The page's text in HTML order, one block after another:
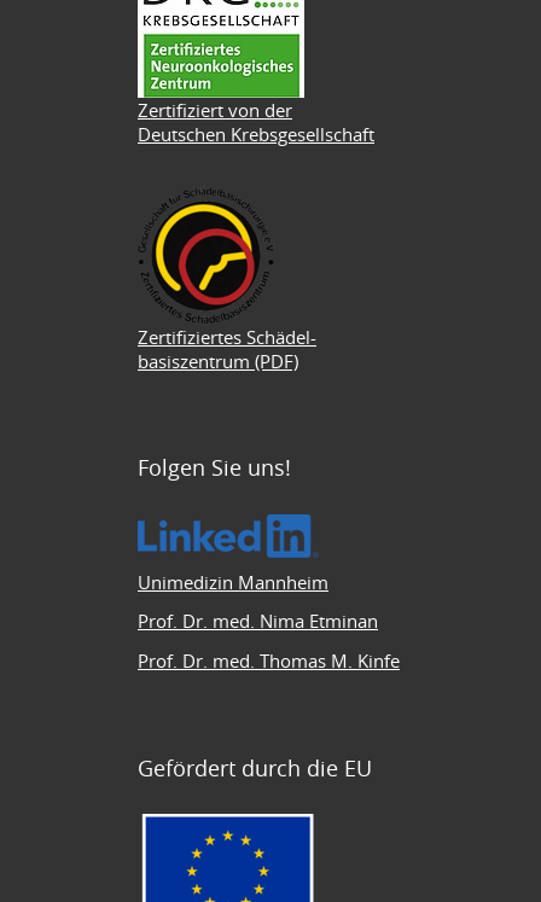
Zertifiziert von der
Deutschen Krebsgesellschaft
Zertifiziertes Schädel-
basiszentrum (PDF)
Folgen Sie uns!
Unimedizin Mannheim
Prof. Dr. med. Nima Etminan
Prof. Dr. med. Thomas M. Kinfe
Gefördert durch die EU